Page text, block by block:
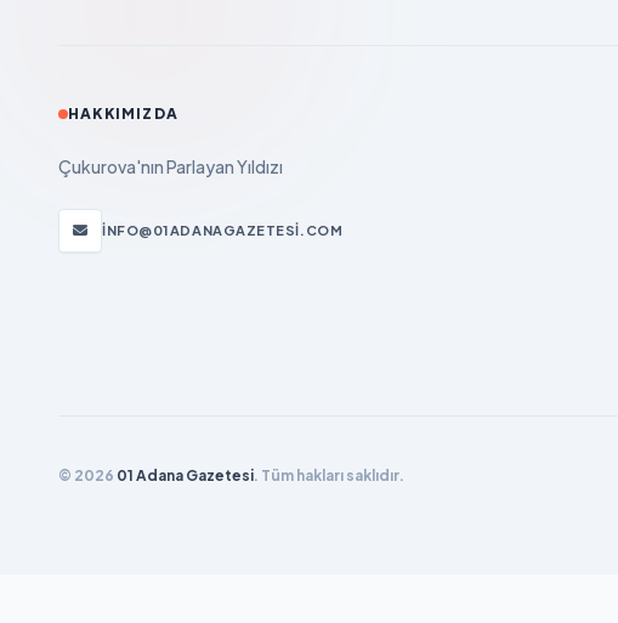
HAKKIMIZDA
Çukurova'nın Parlayan Yıldızı
INFO@01ADANAGAZETESI.COM
© 2026 01 Adana Gazetesi. Tüm hakları saklıdır.